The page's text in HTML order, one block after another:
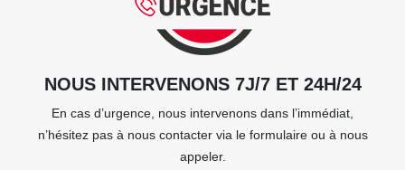
NOUS INTERVENONS 7J/7 ET 24H/24
En cas d’urgence, nous intervenons dans l’immédiat,
n’hésitez pas à nous contacter via le formulaire ou à nous
appeler.